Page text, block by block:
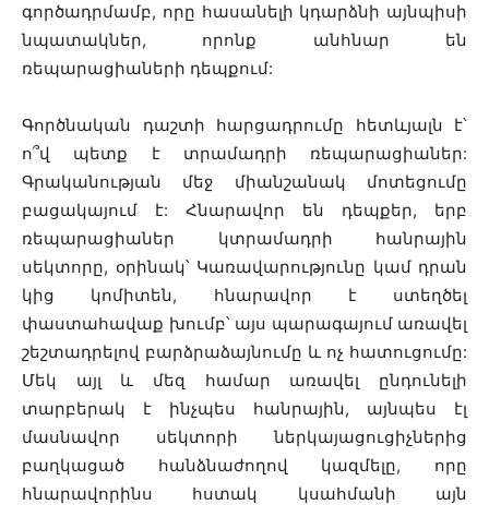
գործադրմամբ, որը հասանելի կդարձնի այնպիսի
նպատակներ, որոնք անհնար են
ռեպարացիաների դեպքում:
Գործնական դաշտի հարցադրումը հետևյալն է՝
ո՞վ պետք է տրամադրի ռեպարացիաներ:
Գրականության մեջ միանշանակ մոտեցումը
բացակայում է: Հնարավոր են դեպքեր, երբ
ռեպարացիաներ կտրամադրի հանրային
սեկտորը, օրինակ՝ Կառավարությունը կամ դրան
կից կոմիտեն, հնարավոր է ստեղծել
փաստահավաք խումբ՝ այս պարագայում առավել
շեշտադրելով բարձրաձայնումը և ոչ հատուցումը:
Մեկ այլ և մեզ համար առավել ընդունելի
տարբերակ է ինչպես հանրային, այնպես էլ
մասնավոր սեկտորի ներկայացուցիչներից
բաղկացած հանձնաժողով կազմելը, որը
հնարավորինս հստակ կսահմանի այն